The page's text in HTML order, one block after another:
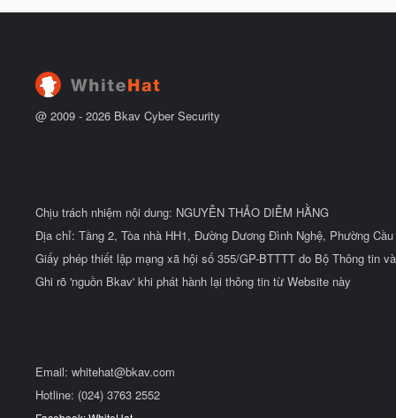
@ 2009 - 2026 Bkav Cyber Security
Chịu trách nhiệm nội dung: NGUYỄN THẢO DIỄM HẰNG
Địa chỉ: Tầng 2, Tòa nhà HH1, Đường Dương Đình Nghệ, Phường
Giấy phép thiết lập mạng xã hội số 355/GP-BTTTT do Bộ Thông tin
Ghi rõ 'nguồn Bkav' khi phát hành lại thông tin từ Website này
Email: whitehat@bkav.com
Hotline: (024) 3763 2552